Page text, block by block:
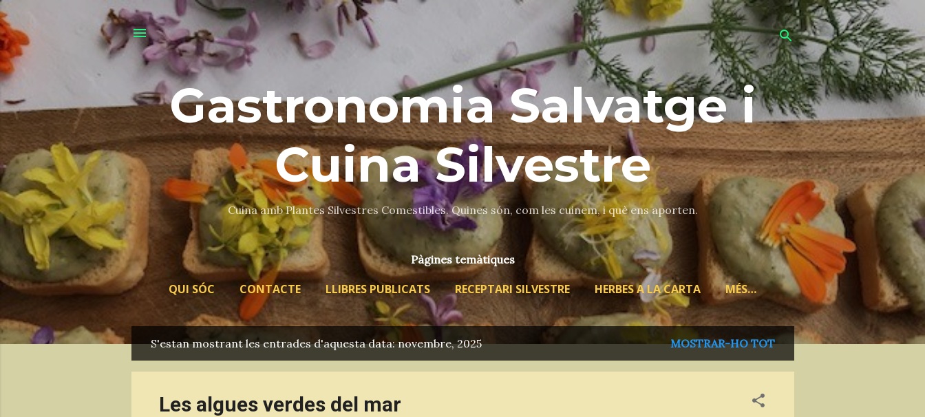
Gastronomia Salvatge i
Cuina Silvestre
Cuina amb Plantes Silvestres Comestibles. Quines són, com les cuinem, i què ens aporten.
Pàgines temàtiques
QUI SÓC CONTACTE LLIBRES PUBLICATS RECEPTARI SILVESTRE HERBES A LA CARTA MÉS…
E
n
S'estan mostrant les entrades d'aquesta data: novembre, 2025 MOSTRAR-HO TOT
Les algues verdes del mar